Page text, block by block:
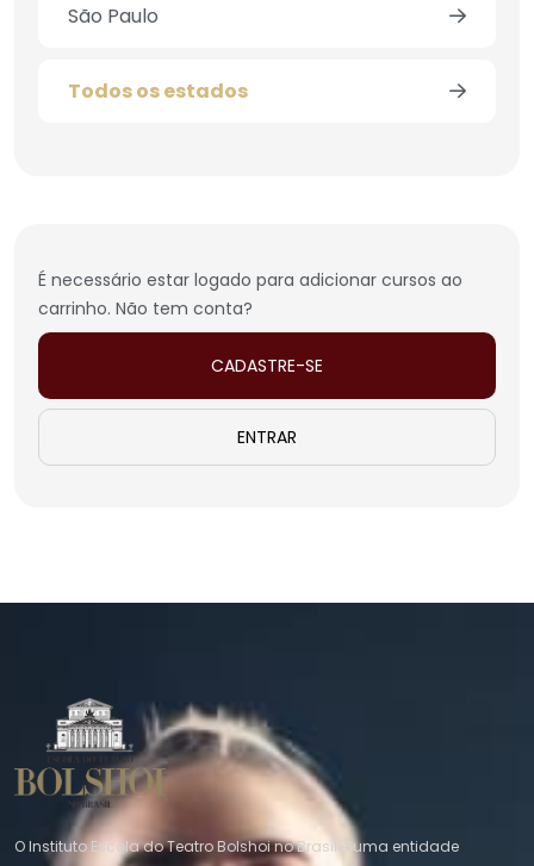
São Paulo
Todos os estados
É necessário estar logado para adicionar cursos ao
carrinho. Não tem conta?
CADASTRE-SE
ENTRAR
O Instituto Escola do Teatro Bolshoi no Brasil é uma entidade